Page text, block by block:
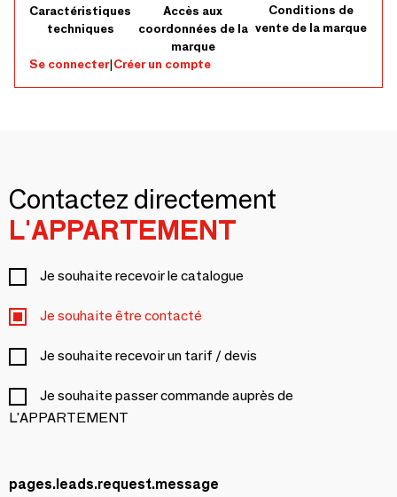
Caractéristiques
techniques
Accès aux
coordonnées de la
marque
Conditions de
vente de la marque
Se connecter|Créer un compte
Contactez directement
L'APPARTEMENT
Je souhaite recevoir le catalogue
Je souhaite être contacté
Je souhaite recevoir un tarif / devis
Je souhaite passer commande auprès de
L'APPARTEMENT
pages.leads.request.message